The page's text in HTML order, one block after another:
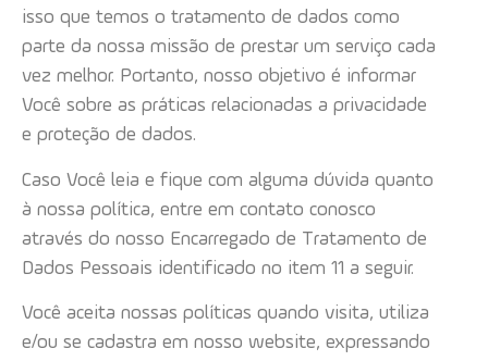
isso que temos o tratamento de dados como
parte da nossa missão de prestar um serviço cada
vez melhor. Portanto, nosso objetivo é informar
Você sobre as práticas relacionadas a privacidade
e proteção de dados.
Caso Você leia e fique com alguma dúvida quanto
à nossa política, entre em contato conosco
através do nosso Encarregado de Tratamento de
Dados Pessoais identificado no item 11 a seguir.
Você aceita nossas políticas quando visita, utiliza
e/ou se cadastra em nosso website, expressando